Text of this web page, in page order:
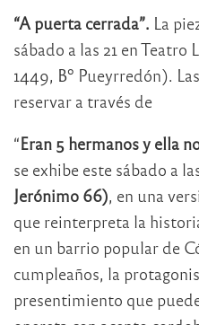
“A puerta cerrada”. La
sábado a las 21 en Teatro
1449, Bº Pueyrredón).
reservar a través de
“Eran 5 hermanos y ella
se exhibe este sábado a
Jerónimo 66) , en una
que reinterpreta la
en un barrio popular de
cumpleaños, la
presentimiento que